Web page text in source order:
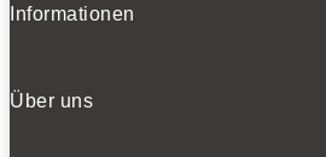
Informationen
Über uns